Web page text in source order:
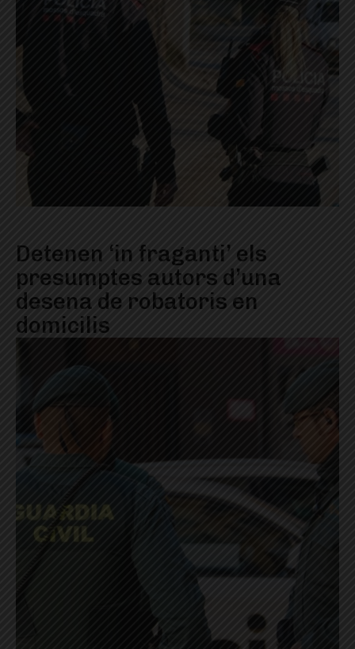
Detenen ‘in fraganti’ els
presumptes autors d’una
desena de robatoris en
domicilis